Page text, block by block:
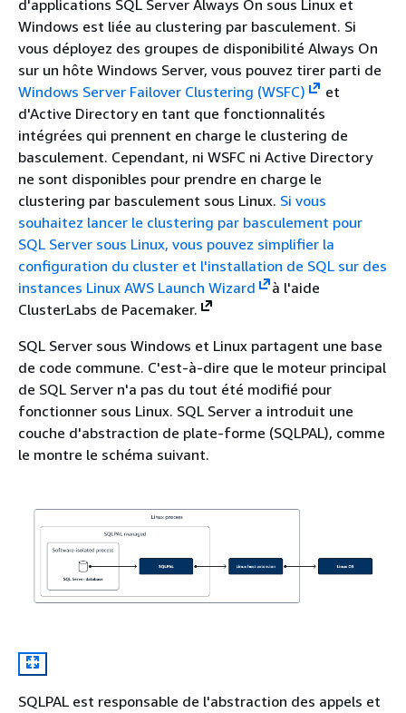
d'applications SQL Server Always On sous Linux et
Windows est liée au clustering par basculement. Si
vous déployez des groupes de disponibilité Always On
sur un hôte Windows Server, vous pouvez tirer parti de
Windows Server Failover Clustering (WSFC)
et
d'Active Directory en tant que fonctionnalités
intégrées qui prennent en charge le clustering de
basculement. Cependant, ni WSFC ni Active Directory
ne sont disponibles pour prendre en charge le
clustering par basculement sous Linux. Si vous
souhaitez lancer le clustering par basculement pour
SQL Server sous Linux, vous pouvez simplifier la
configuration du cluster et l'installation de SQL sur des
instances Linux AWS Launch Wizard
à l'aide
ClusterLabs de Pacemaker.
SQL Server sous Windows et Linux partagent une base
de code commune. C'est-à-dire que le moteur principal
de SQL Server n'a pas du tout été modifié pour
fonctionner sous Linux. SQL Server a introduit une
couche d'abstraction de plate-forme (SQLPAL), comme
le montre le schéma suivant.
SQLPAL est responsable de l'abstraction des appels et